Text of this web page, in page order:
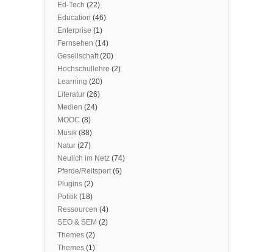
Ed-Tech (22)
Education (46)
Enterprise (1)
Fernsehen (14)
Gesellschaft(20)
Hochschullehre (2)
Learning (20)
Literatur (26)
Medien (24)
MOOC (8)
Musik (88)
Natur (27)
Neulich im Netz (74)
Pferde/Reitsport(6)
Plugins (2)
Politik (18)
Ressourcen (4)
SEO & SEM (2)
Themes (2)
Themes (1)